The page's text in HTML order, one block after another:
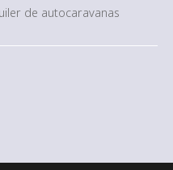
de autocaravanas